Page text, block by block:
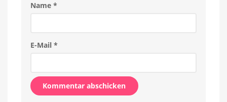
Name *
E-Mail *